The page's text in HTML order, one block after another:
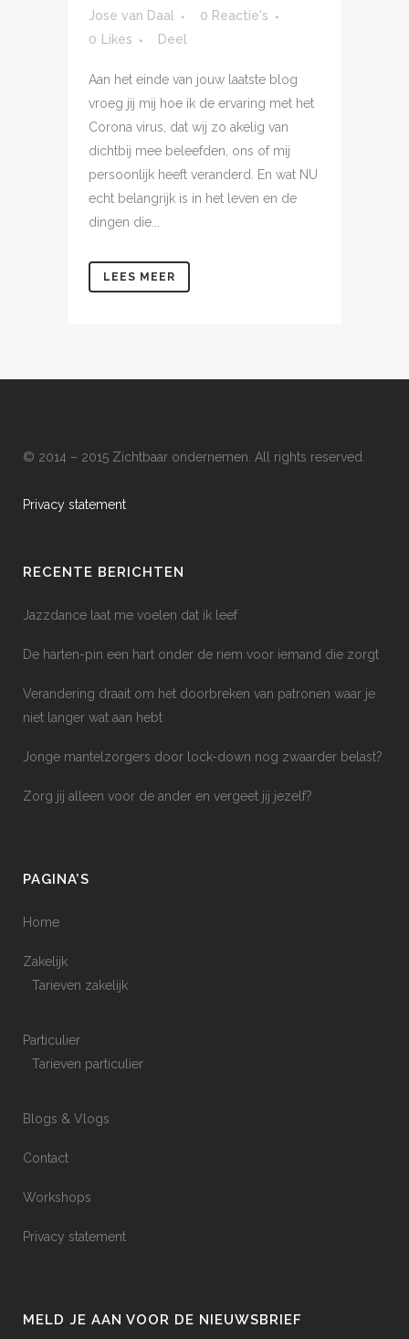
Jose van Daal
0 Reactie's
0
Likes Deel
Aan het einde van jouw laatste blog
vroeg jij mij hoe ik de ervaring met het
Corona virus, dat wij zo akelig van
dichtbij mee beleefden, ons of mij
persoonlijk heeft veranderd. En wat NU
echt belangrijk is in het leven en de
dingen die...
LEES MEER
© 2014 – 2015 Zichtbaar ondernemen. All rights reserved.
Privacy statement
RECENTE BERICHTEN
Jazzdance laat me voelen dat ik leef
De harten-pin een hart onder de riem voor iemand die zorgt
Verandering draait om het doorbreken van patronen waar je
niet langer wat aan hebt
Jonge mantelzorgers door lock-down nog zwaarder belast?
Zorg jij alleen voor de ander en vergeet jij jezelf?
PAGINA’S
Home
Zakelijk
Tarieven zakelijk
Particulier
Tarieven particulier
Blogs & Vlogs
Contact
Workshops
Privacy statement
MELD JE AAN VOOR DE NIEUWSBRIEF